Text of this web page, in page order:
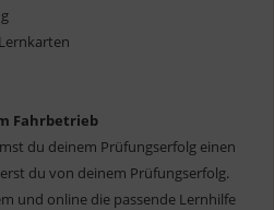
Fahrbetrieb
du deinem Prüfungserfolg einen
du von deinem Prüfungserfolg.
und online die passende Lernhilfe